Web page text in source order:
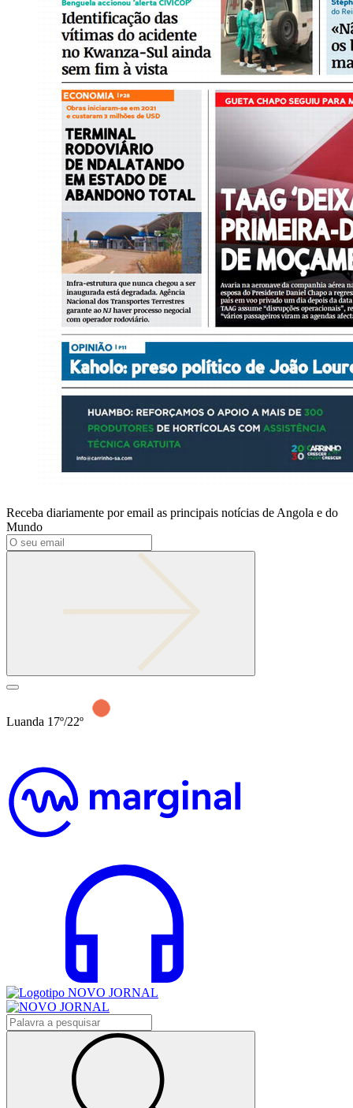
Receba diariamente por email as principais notícias de Angola e do
Mundo
Luanda 17º/22º